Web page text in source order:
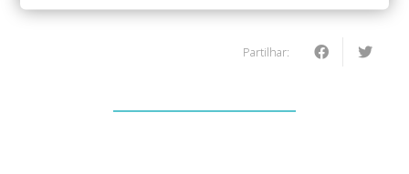
Partilhar: